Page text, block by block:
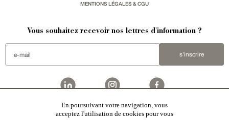
MENTIONS LÉGALES & CGU
Vous souhaitez recevoir nos lettres d'information ?
s'inscrire
est une agence immobilière basée à Paris, ayant créé un réseau national spécialisé
dans la vente de bâtiments de caractère. Vente de
manoirs
En poursuivant votre navigation, vous
acceptez l'utilisation de cookies pour vous